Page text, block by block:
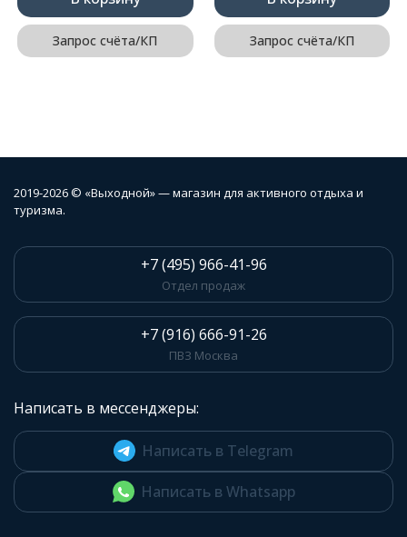
Запрос счёта/КП Запрос счёта/КП
2019-2026 © «Выходной» — магазин для активного отдыха и
туризма.
+7 (495) 966-41-96
Отдел продаж
+7 (916) 666-91-26
ПВЗ Москва
Написать в мессенджеры:
Написать в Telegram
Написать в Whatsapp